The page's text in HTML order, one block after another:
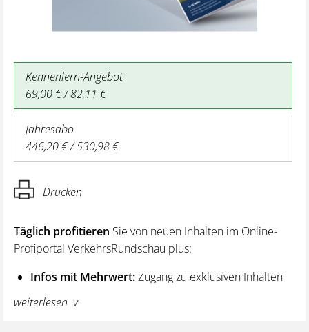
Kennenlern-Angebot
69,00 € / 82,11 €
Jahresabo
446,20 € / 530,98 €
Drucken
Täglich profitieren Sie von neuen Inhalten im Online-
Profiportal VerkehrsRundschau plus:
Infos mit Mehrwert:Zugang zu exklusiven Inhalten
und Hintergrundwissen – von aktuellen Regelungen
wie z. B. bei den Lenk- und Ruhezeiten,
weiterlesen